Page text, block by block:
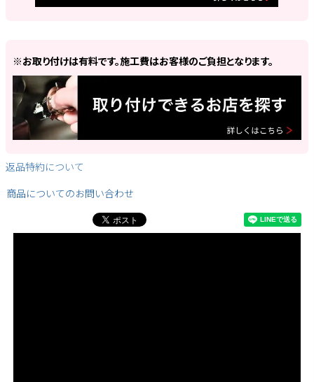
※お取り付けは有料です。施工費はお客様のご負担となります。
返品特約について
商品についてのお問い合わせ